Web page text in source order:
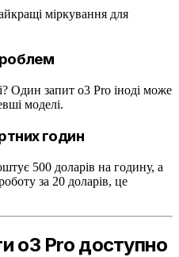
міркування для
Один запит o3 Pro іноді може
моделі.
годин
500 доларів на годину, а
за 20 доларів, це
o3 Pro доступно